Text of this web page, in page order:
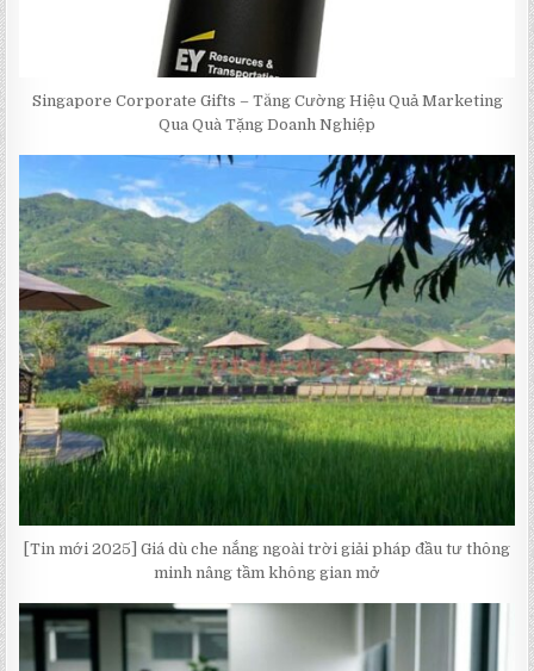
Singapore Corporate Gifts – Tăng Cường Hiệu Quả Marketing
Qua Quà Tặng Doanh Nghiệp
[Tin mới 2025] Giá dù che nắng ngoài trời giải pháp đầu tư thông
minh nâng tầm không gian mở